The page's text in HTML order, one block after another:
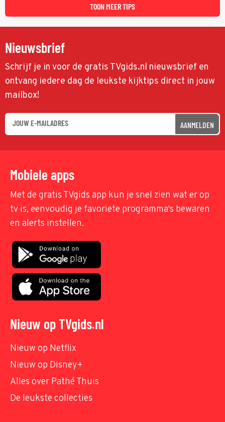
TOON MEER TIPS
Nieuwsbrief
Schrijf je in voor de gratis TVgids.nl nieuwsbrief en
ontvang iedere dag de leukste kijktips direct in jouw
mailbox!
AANMELDEN
Mobiele apps
Met de gratis TVgids app kun je snel zien wat er op
tv is, eenvoudig je favoriete programma's bewaren
en alerts instellen.
Nieuw op TVgids.nl
Nieuw op Netflix
Nieuw op Disney+
Alles over Pathé Thuis
De leukste collecties